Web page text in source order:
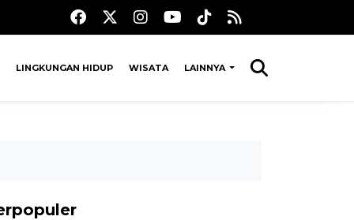
LINGKUNGAN HIDUP WISATA LAINNYA